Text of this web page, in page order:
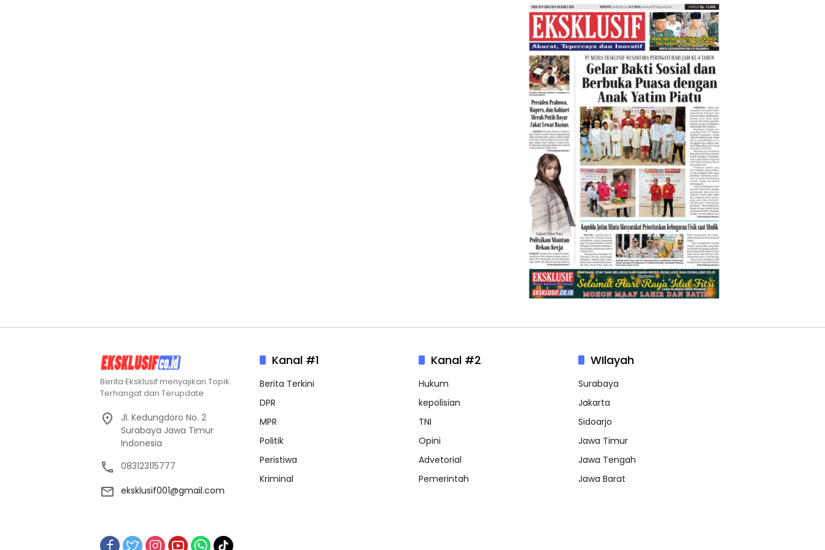
Berita Eksklusif menyajikan Topik
Terhangat dan Terupdate
Jl. Kedungdoro No. 2
Surabaya Jawa Timur
Indonesia
083123115777
eksklusif001@gmail.com
Kanal #1
Berita Terkini
DPR
MPR
Politik
Peristiwa
Kriminal
Kanal #2
Hukum
kepolisian
TNI
Opini
Advetorial
Pemerintah
WIlayah
Surabaya
Jakarta
Sidoarjo
Jawa Timur
Jawa Tengah
Jawa Barat